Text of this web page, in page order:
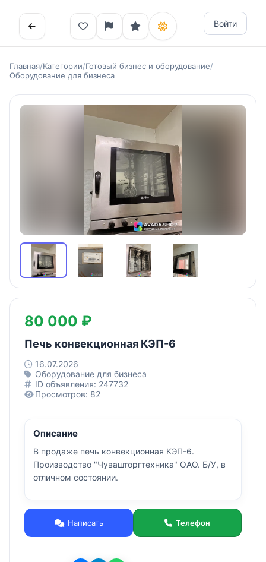
Войти
Главная/Категории/Готовый бизнес и оборудование/
Оборудование для бизнеса
80 000 ₽
Печь конвекционная КЭП-6
16.07.2026
Оборудование для бизнеса
ID объявления: 247732
Просмотров: 82
Описание
В продаже печь конвекционная КЭП-6.
Производство "Чувашторгтехника" ОАО. Б/У, в
отличном состоянии.
Написать Телефон